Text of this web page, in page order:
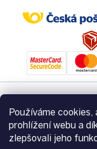
Používáme cookies,
prohlížení webu a
zlepšovali jeho